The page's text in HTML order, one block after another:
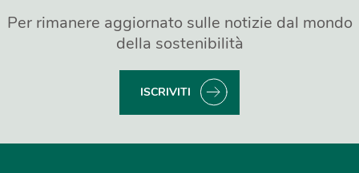
Per rimanere aggiornato sulle notizie dal mondo
della sostenibilità
ISCRIVITI